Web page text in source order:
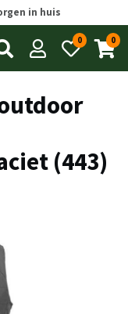
in huis
0 0
(443)